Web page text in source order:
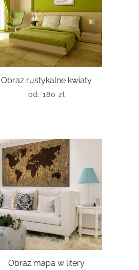
Obraz rustykalne kwiaty
od: 180 zł
Obraz mapa w litery